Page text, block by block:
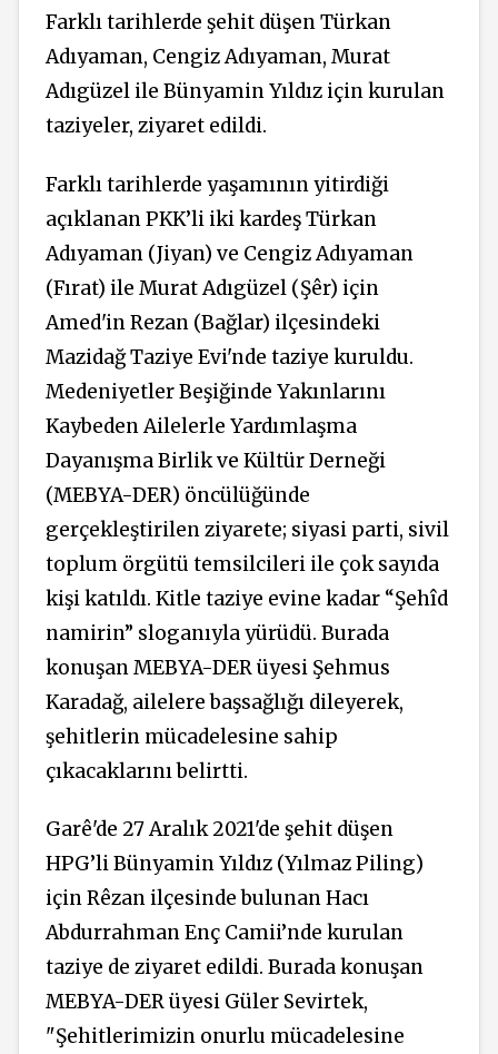
Farklı tarihlerde şehit düşen Türkan
Adıyaman, Cengiz Adıyaman, Murat
Adıgüzel ile Bünyamin Yıldız için kurulan
taziyeler, ziyaret edildi.
Farklı tarihlerde yaşamının yitirdiği
açıklanan PKK’li iki kardeş Türkan
Adıyaman (Jiyan) ve Cengiz Adıyaman
(Fırat) ile Murat Adıgüzel (Şêr) için
Amed'in Rezan (Bağlar) ilçesindeki
Mazidağ Taziye Evi'nde taziye kuruldu.
Medeniyetler Beşiğinde Yakınlarını
Kaybeden Ailelerle Yardımlaşma
Dayanışma Birlik ve Kültür Derneği
(MEBYA-DER) öncülüğünde
gerçekleştirilen ziyarete; siyasi parti, sivil
toplum örgütü temsilcileri ile çok sayıda
kişi katıldı. Kitle taziye evine kadar “Şehîd
namirin” sloganıyla yürüdü. Burada
konuşan MEBYA-DER üyesi Şehmus
Karadağ, ailelere başsağlığı dileyerek,
şehitlerin mücadelesine sahip
çıkacaklarını belirtti.
Garê'de 27 Aralık 2021'de şehit düşen
HPG’li Bünyamin Yıldız (Yılmaz Piling)
için Rêzan ilçesinde bulunan Hacı
Abdurrahman Enç Camii’nde kurulan
taziye de ziyaret edildi. Burada konuşan
MEBYA-DER üyesi Güler Sevirtek,
"Şehitlerimizin onurlu mücadelesine